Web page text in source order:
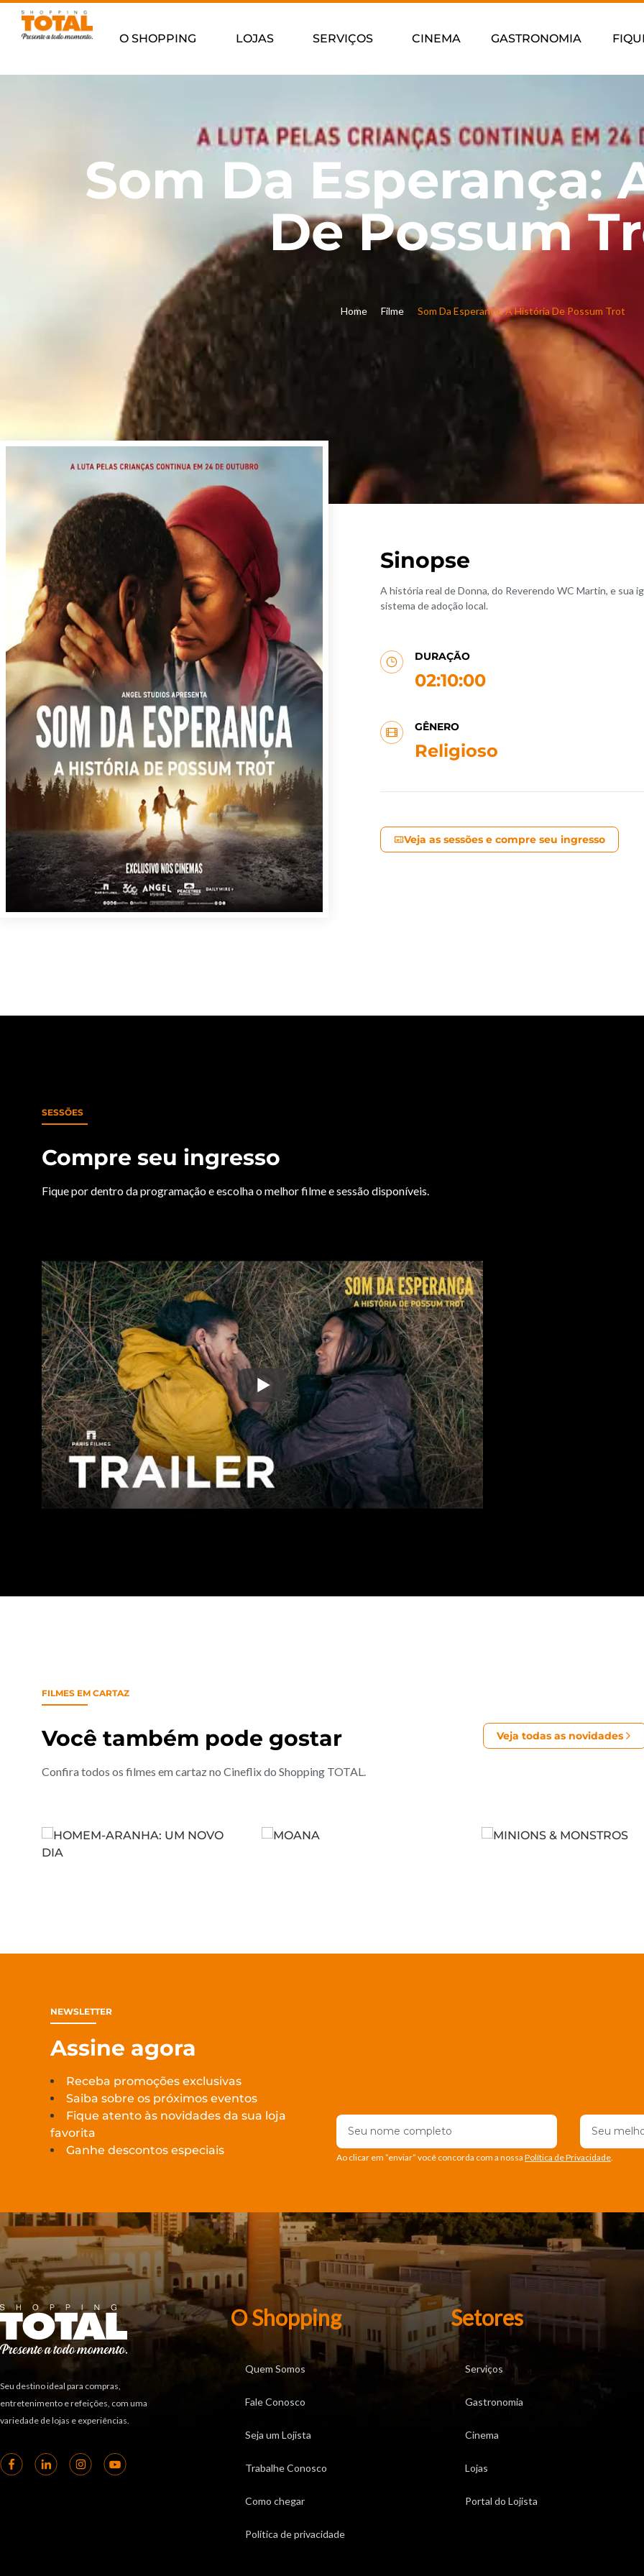
O SHOPPING LOJAS SERVIÇOS CINEMA GASTRONOMIA
Som Da Esperança:
De Possum
Home Filme Som Da Esperança: A História De Possum Trot
Sinopse
A história real de Donna, do Reverendo WC Martin, e sua
sistema de adoção local.
DURAÇÃO
02:10:00
GÊNERO
Religioso
Veja as sessões e compre seu ingresso
SESSÕES
Compre seu ingresso
Fique por dentro da programação e escolha o melhor filme e sessão disponíveis.
FILMES EM CARTAZ
Você também pode gostar
Confira todos os filmes em cartaz no Cineflix do Shopping TOTAL.
Veja todas as novidades
Ver Trailer Saiba mais
Comprar ingresso
NEWSLETTER
Assine agora
Receba promoções exclusivas
Saiba sobre os próximos eventos
Fique atento às novidades da sua loja
favorita
Ganhe descontos especiais
Ao clicar em ”enviar” você concorda com a nossa Política de Privacidade.
Seu destino ideal para compras,
entretenimento e refeições, com uma
variedade de lojas e experiências.
O Shopping
Quem Somos
Fale Conosco
Seja um Lojista
Trabalhe Conosco
Como chegar
Política de privacidade
Setores
Serviços
Gastronomia
Cinema
Lojas
Portal do Lojista